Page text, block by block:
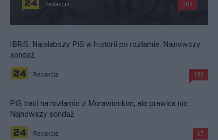
Redakcja 203
IBRiS: Najsłabszy PiS w historii po rozłamie. Najnowszy
sondaż
Redakcja 180
PiS traci na rozłamie z Morawieckim, ale prawica nie.
Najnowszy sondaż
Redakcja 67